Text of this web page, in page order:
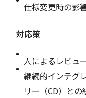
仕様変更時の影
対応策
人によるレビュ
継続的インテグ
リー（CD）と